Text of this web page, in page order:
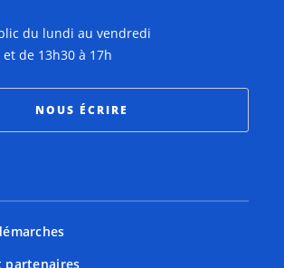
du lundi au vendredi
de 13h30 à 17h
NOUS ÉCRIRE
partenaires